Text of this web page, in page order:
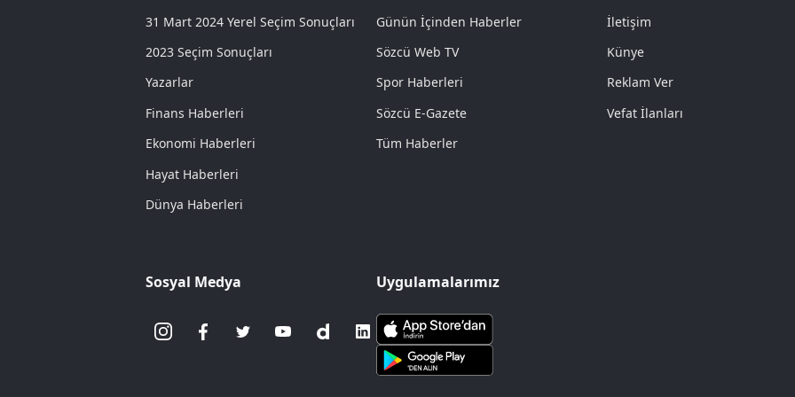
31 Mart 2024 Yerel Seçim Sonuçları
2023 Seçim Sonuçları
Yazarlar
Finans Haberleri
Ekonomi Haberleri
Hayat Haberleri
Dünya Haberleri
Günün İçinden Haberler
Sözcü Web TV
Spor Haberleri
Sözcü E-Gazete
Tüm Haberler
İletişim
Künye
Reklam Ver
Vefat İlanları
Sosyal Medya Uygulamalarımız